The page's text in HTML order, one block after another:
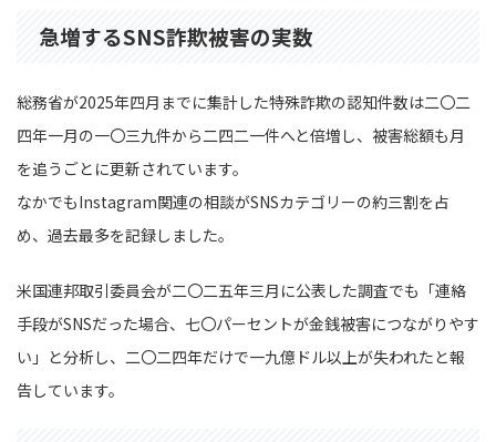
急増するSNS詐欺被害の実数
総務省が2025年四月までに集計した特殊詐欺の認知件数は二〇二
四年一月の一〇三九件から二四二一件へと倍増し、被害総額も月
を追うごとに更新されています。
なかでもInstagram関連の相談がSNSカテゴリーの約三割を占
め、過去最多を記録しました。
米国連邦取引委員会が二〇二五年三月に公表した調査でも「連絡
手段がSNSだった場合、七〇パーセントが金銭被害につながりやす
い」と分析し、二〇二四年だけで一九億ドル以上が失われたと報
告しています。